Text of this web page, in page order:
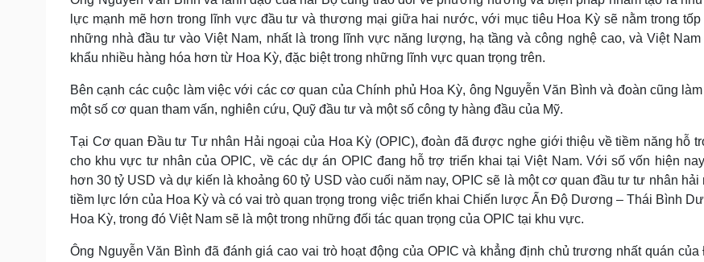
lực mạnh mẽ hơn trong lĩnh vực đầu tư và thương mại giữa hai nước, với mục tiêu Hoa Kỳ sẽ nằm trong tốp
những nhà đầu tư vào Việt Nam, nhất là trong lĩnh vực năng lượng, hạ tầng và công nghệ cao, và Việt Nam
khẩu nhiều hàng hóa hơn từ Hoa Kỳ, đặc biệt trong những lĩnh vực quan trọng trên.
Bên cạnh các cuộc làm việc với các cơ quan của Chính phủ Hoa Kỳ, ông Nguyễn Văn Bình và đoàn cũng
một số cơ quan tham vấn, nghiên cứu, Quỹ đầu tư và một số công ty hàng đầu của Mỹ.
Tại Cơ quan Đầu tư Tư nhân Hải ngoại của Hoa Kỳ (OPIC), đoàn đã được nghe giới thiệu về tiềm năng hỗ
cho khu vực tư nhân của OPIC, về các dự án OPIC đang hỗ trợ triển khai tại Việt Nam. Với số vốn hiện
hơn 30 tỷ USD và dự kiến là khoảng 60 tỷ USD vào cuối năm nay, OPIC sẽ là một cơ quan đầu tư tư nhân hải
tiềm lực lớn của Hoa Kỳ và có vai trò quan trọng trong việc triển khai Chiến lược Ấn Độ Dương – Thái Bình
Hoa Kỳ, trong đó Việt Nam sẽ là một trong những đối tác quan trọng của OPIC tại khu vực.
Ông Nguyễn Văn Bình đã đánh giá cao vai trò hoạt động của OPIC và khẳng định chủ trương nhất quán của